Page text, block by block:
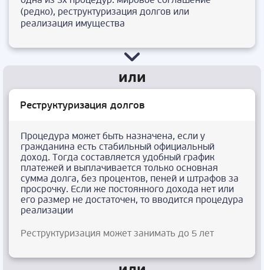
(редко), реструктуризация долгов или
реализация имущества
Реструктуризация долгов
Процедура может быть назначена, если у
гражданина есть стабильный официальный
доход. Тогда составляется удобный график
платежей и выплачивается только основная
сумма долга, без процентов, пеней и штрафов за
просрочку. Если же постоянного дохода нет или
его размер не достаточен, то вводится процедура
реализации
Реструктуризация может занимать до 5 лет